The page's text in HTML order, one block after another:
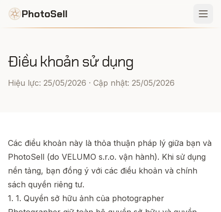
PhotoSell
Điều khoản sử dụng
Hiệu lực: 25/05/2026 · Cập nhật: 25/05/2026
Các điều khoản này là thỏa thuận pháp lý giữa bạn và
PhotoSell (do VELUMO s.r.o. vận hành). Khi sử dụng
nền tảng, bạn đồng ý với các điều khoản và chính
sách quyền riêng tư.
1. 1. Quyền sở hữu ảnh của photographer